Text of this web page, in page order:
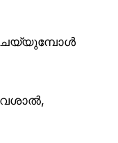
ചെയ്യുമ്പോൾ